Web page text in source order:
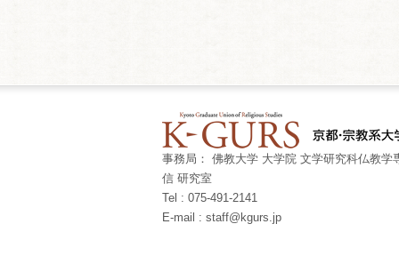
事務局： 佛教大学 大学院 文学研究科仏教学
信 研究室
Tel : 075-491-2141
E-mail : staff@kgurs.jp